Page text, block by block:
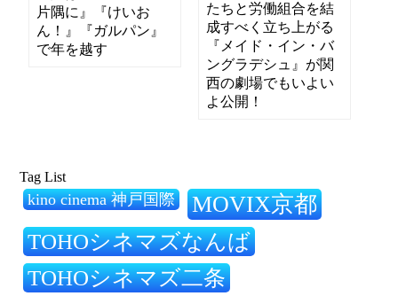
片隅に』『けいお
ん！』『ガルパン』
で年を越す
たちと労働組合を結
成すべく立ち上がる
『メイド・イン・バ
ングラデシュ』が関
西の劇場でもいよい
よ公開！
Tag List
kino cinema 神戸国際 MOVIX京都
TOHOシネマズなんば
TOHOシネマズ二条